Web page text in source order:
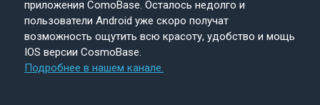
приложения ComoBase. Осталось недолго и
пользователи Android уже скоро получат
возможность ощутить всю красоту, удобство и мощь
IOS версии CosmoBase.
Подробнее в нашем канале.